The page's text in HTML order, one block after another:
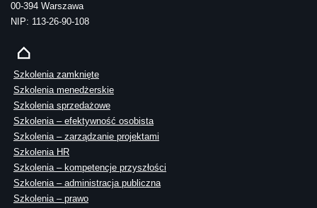
00-394 Warszawa
NIP: 113-26-90-108
Szkolenia zamknięte
Szkolenia menedżerskie
Szkolenia sprzedażowe
Szkolenia – efektywność osobista
Szkolenia – zarządzanie projektami
Szkolenia HR
Szkolenia – kompetencje przyszłości
Szkolenia – administracja publiczna
Szkolenia – prawo